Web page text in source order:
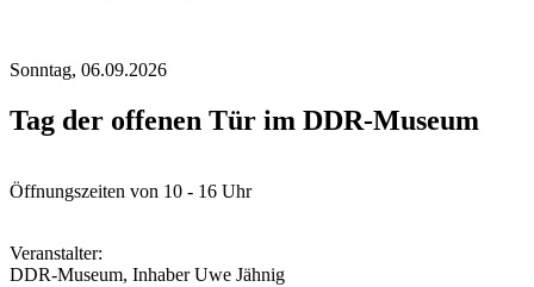
Sonntag, 06.09.2026
Tag der offenen Tür im DDR-Museum
Öffnungszeiten von 10 - 16 Uhr
Veranstalter:
DDR-Museum, Inhaber Uwe Jähnig